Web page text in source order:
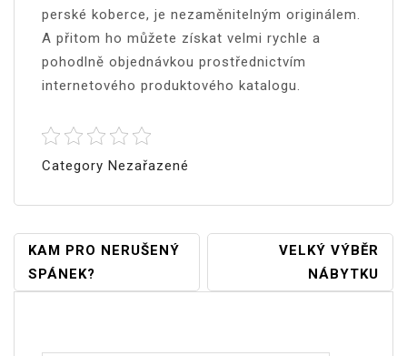
perské koberce, je nezaměnitelným originálem.
A přitom ho můžete získat velmi rychle a
pohodlně objednávkou prostřednictvím
internetového produktového katalogu.
Category Nezařazené
Navigace
Pro
KAM PRO NERUŠENÝ
SPÁNEK?
VELKÝ VÝBĚR
NÁBYTKU